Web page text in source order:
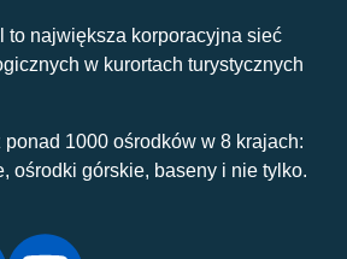
to największa korporacyjna sieć
w kurortach turystycznych
ponad 1000 ośrodków w 8 krajach:
ośrodki górskie, baseny i nie tylko.